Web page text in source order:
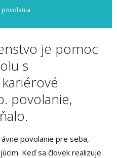
je pomoc
s
povolanie,
povolanie pre seba,
Keď sa človek realizuje